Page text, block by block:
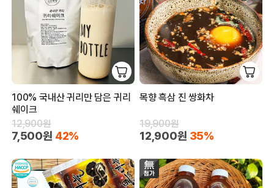
100% 국내산 귀리만 담은 귀리
쉐이크
12,900원
7,500원 42%
목향 흑삼 진 쌍화차
19,900원
12,900원 35%